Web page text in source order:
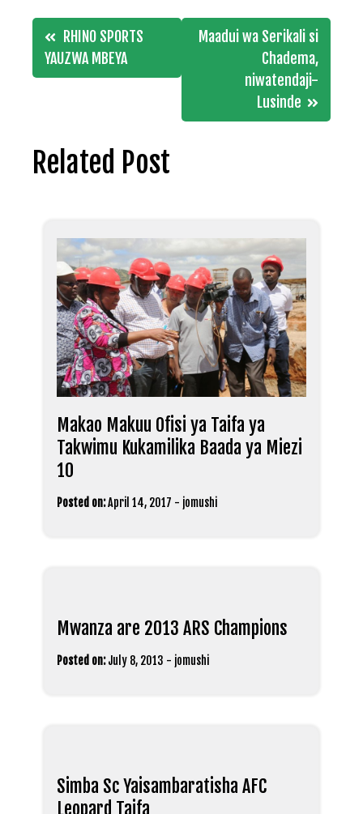
Post
navigation
RHINO SPORTS
YAUZWA MBEYA
Maadui wa Serikali si
Chadema,
niwatendaji-
Lusinde
Related Post
Makao Makuu Ofisi ya Taifa ya
Takwimu Kukamilika Baada ya Miezi
10
Posted on:April 14, 2017 - jomushi
Mwanza are 2013 ARS Champions
Posted on: July 8, 2013 - jomushi
Simba Sc Yaisambaratisha AFC
Leopard Taifa